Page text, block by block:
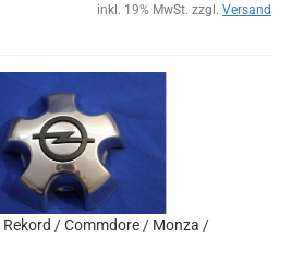
inkl. 19% MwSt. zzgl. Versand
/ Commdore / Monza /